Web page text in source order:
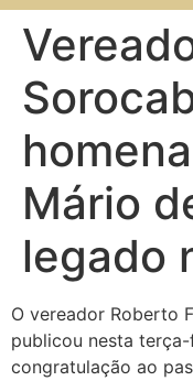
Mário
legado
O vereador Roberto
publicou nesta
congratulação ao